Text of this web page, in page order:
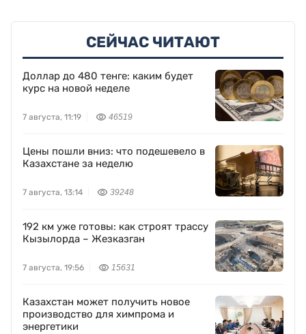
СЕЙЧАС ЧИТАЮТ
Доллар до 480 тенге: каким будет
курс на новой неделе
7 августа, 11:19 46519
Цены пошли вниз: что подешевело в
Казахстане за неделю
7 августа, 13:14 39248
192 км уже готовы: как строят трассу
Кызылорда – Жезказган
7 августа, 19:56 15631
Казахстан может получить новое
производство для химпрома и
энергетики